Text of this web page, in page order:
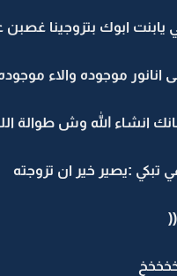
يابنت ابوك بتزوجينا
موجوده والاء
انشاء الله وش طوالة
:يصير خير ان تزوجته